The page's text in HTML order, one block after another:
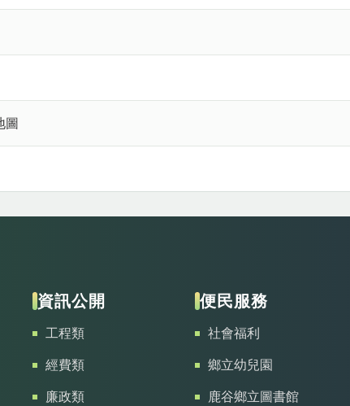
圖
資訊公開
工程類
經費類
廉政類
便民服務
社會福利
鄉立幼兒園
鹿谷鄉立圖書館